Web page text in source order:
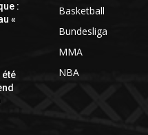
:
«
été
Basketball
Bundesliga
MMA
NBA